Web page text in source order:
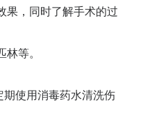
果，同时了解手术的过
等。
使用消毒药水清洗伤